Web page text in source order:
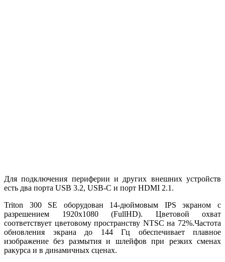
Для подключения периферии и других внешних устройств
есть два порта USB 3.2, USB-C и порт HDMI 2.1.
Triton 300 SE оборудован 14-дюймовым IPS экраном с
разрешением 1920х1080 (FullHD). Цветовой охват
соответствует цветовому пространству NTSC на 72%.Частота
обновления экрана до 144 Гц обеспечивает плавное
изображение без размытия и шлейфов при резких сменах
ракурса и в динамичных сценах.